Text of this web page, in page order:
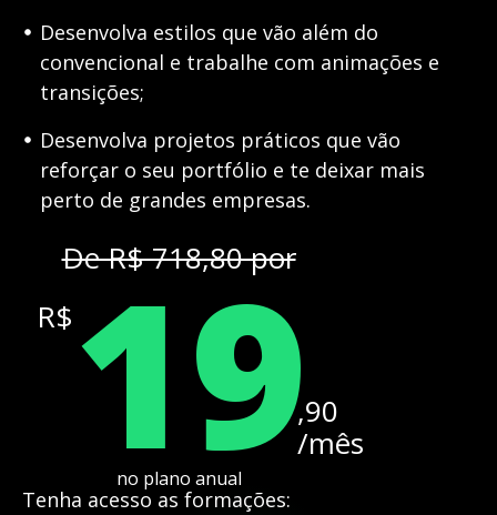
Desenvolva estilos que vão além do
convencional e trabalhe com animações e
transições;
Desenvolva projetos práticos que vão
reforçar o seu portfólio e te deixar mais
perto de grandes empresas.
De R$ 718,80 por
R$ 19,90
/mês
no plano anual
Tenha acesso as formações: